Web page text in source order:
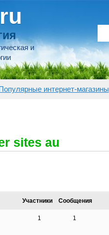
и
интернет-магазины
sites au
Участники Сообщения
1 1